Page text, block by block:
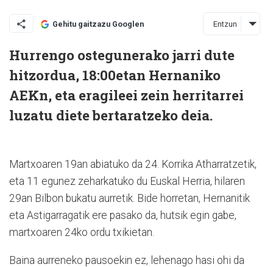
Gehitu gaitzazu Googlen Entzun
Hurrengo ostegunerako jarri dute
hitzordua, 18:00etan Hernaniko
AEKn, eta eragileei zein herritarrei
luzatu diete bertaratzeko deia.
Martxoaren 19an abiatuko da 24. Korrika Atharratzetik,
eta 11 egunez zeharkatuko du Euskal Herria, hilaren
29an Bilbon bukatu aurretik. Bide horretan, Hernanitik
eta Astigarragatik ere pasako da, hutsik egin gabe,
martxoaren 24ko ordu txikietan.
Baina aurreneko pausoekin ez, lehenago hasi ohi da